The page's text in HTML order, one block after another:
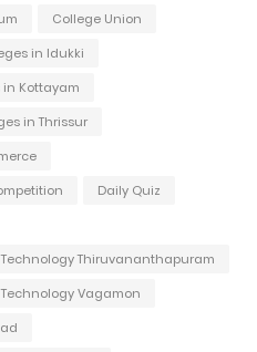
College Union
in Idukki
in Kottayam
in Thrissur
Daily Quiz
Thiruvananthapuram
Vagamon